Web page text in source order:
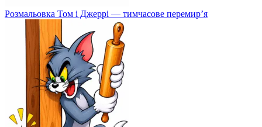
Розмальовка Том і Джеррі — тимчасове перемир’я